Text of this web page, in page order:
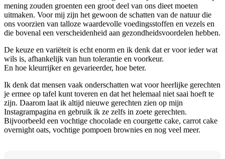
mening zouden groenten een groot deel van ons dieet moeten
uitmaken. Voor mij zijn het gewoon de schatten van de natuur die
ons voorzien van talloze waardevolle voedingsstoffen en vezels en
die bovenal een verscheidenheid aan gezondheidsvoordelen hebben.
De keuze en variëteit is echt enorm en ik denk dat er voor ieder wat
wils is, afhankelijk van hun tolerantie en voorkeur.
En hoe kleurrijker en gevarieerder, hoe beter.
Ik denk dat mensen vaak onderschatten wat voor heerlijke gerechten
je ermee op tafel kunt toveren en dat het helemaal niet saai hoeft te
zijn. Daarom laat ik altijd nieuwe gerechten zien op mijn
Instagrampagina en gebruik ik ze zelfs in zoete gerechten.
Bijvoorbeeld een vochtige chocolade en courgette cake, carrot cake
overnight oats, vochtige pompoen brownies en nog veel meer.